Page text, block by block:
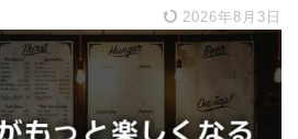
2026年8月3日